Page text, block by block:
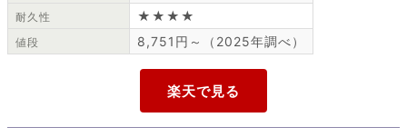
耐久性 ★★★★
値段 8,751円～（2025年調べ）